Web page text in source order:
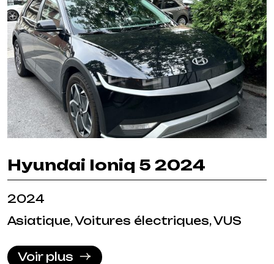
Hyundai Ioniq 5 2024
2024
Asiatique, Voitures électriques, VUS
Voir plus